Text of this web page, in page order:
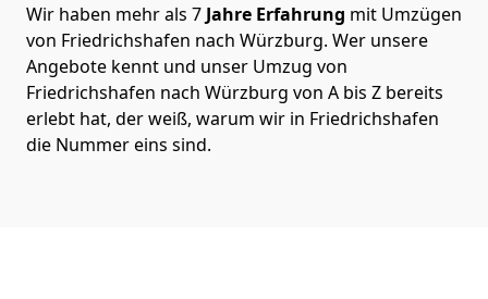
Wir haben mehr als 7 Jahre Erfahrung mit Umzügen
von Friedrichshafen nach Würzburg. Wer unsere
Angebote kennt und unser Umzug von
Friedrichshafen nach Würzburg von A bis Z bereits
erlebt hat, der weiß, warum wir in Friedrichshafen
die Nummer eins sind.